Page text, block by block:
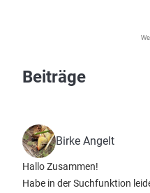
Beiträge
Birke Angelt
Hallo Zusammen!
Habe in der Suchfunktion